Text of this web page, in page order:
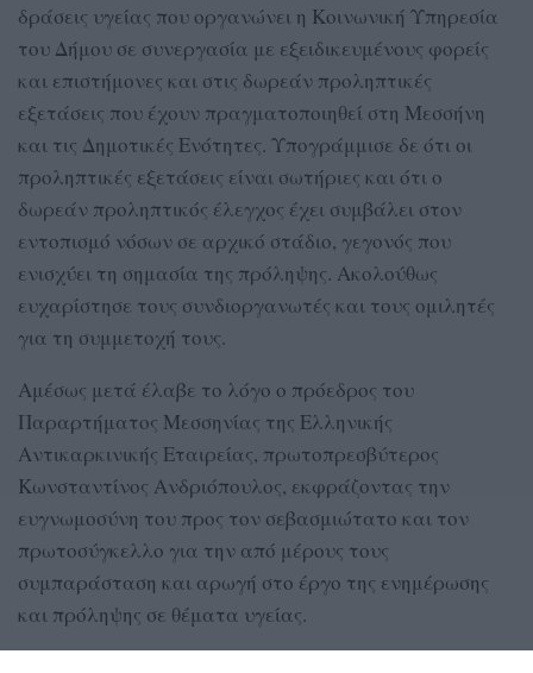
δράσεις υγείας που οργανώνει η Κοινωνική Υπηρεσία
του Δήμου σε συνεργασία με εξειδικευμένους φορείς
και επιστήμονες και στις δωρεάν προληπτικές
εξετάσεις που έχουν πραγματοποιηθεί στη Μεσσήνη
και τις Δημοτικές Ενότητες. Υπογράμμισε δε ότι οι
προληπτικές εξετάσεις είναι σωτήριες και ότι ο
δωρεάν προληπτικός έλεγχος έχει συμβάλει στον
εντοπισμό νόσων σε αρχικό στάδιο, γεγονός που
ενισχύει τη σημασία της πρόληψης. Ακολούθως
ευχαρίστησε τους συνδιοργανωτές και τους ομιλητές
για τη συμμετοχή τους.
Αμέσως μετά έλαβε το λόγο ο πρόεδρος του
Παραρτήματος Μεσσηνίας της Ελληνικής
Αντικαρκινικής Εταιρείας, πρωτοπρεσβύτερος
Κωνσταντίνος Ανδριόπουλος, εκφράζοντας την
ευγνωμοσύνη του προς τον σεβασμιώτατο και τον
πρωτοσύγκελλο για την από μέρους τους
συμπαράσταση και αρωγή στο έργο της ενημέρωσης
και πρόληψης σε θέματα υγείας.